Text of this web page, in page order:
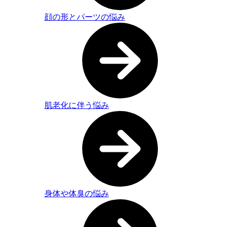
顔の形とパーツの悩み
肌老化に伴う悩み
身体や体臭の悩み